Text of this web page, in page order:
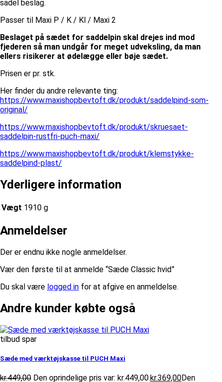
sadel beslag.
Passer til Maxi P / K / Kl / Maxi 2
Beslaget på sædet for saddelpin skal drejes ind mod
fjederen så man undgår for meget udveksling, da man
ellers risikerer at ødelægge eller bøje sædet.
Prisen er pr. stk.
Her finder du andre relevante ting:
https://www.maxishopbevtoft.dk/produkt/saddelpind-som-
original/
https://www.maxishopbevtoft.dk/produkt/skruesaet-
saddelpin-rustfri-puch-maxi/
https://www.maxishopbevtoft.dk/produkt/klemstykke-
saddelpind-plast/
Yderligere information
Vægt 1910 g
Anmeldelser
Der er endnu ikke nogle anmeldelser.
Vær den første til at anmelde “Sæde Classic hvid”
Du skal være logged in for at afgive en anmeldelse.
Andre kunder købte også
tilbud spar
Sæde med værktøjskasse til PUCH Maxi
kr.449,00 Den oprindelige pris var: kr.449,00.kr.369,00Den